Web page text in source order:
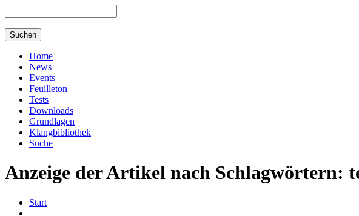
Home
News
Events
Feuilleton
Tests
Downloads
Grundlagen
Klangbibliothek
Suche
Anzeige der Artikel nach Schlagwörtern:
Start